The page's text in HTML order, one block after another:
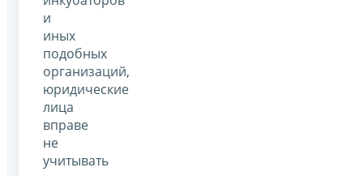
и
иных
подобных
организаций,
юридические
лица
вправе
не
учитывать